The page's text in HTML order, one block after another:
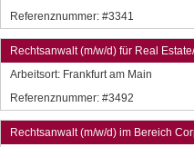
Referenznummer: #3341
Rechtsanwalt (m/w/d) für Real
Arbeitsort: Frankfurt am Main
Referenznummer: #3492
Rechtsanwalt (m/w/d) im Bereich